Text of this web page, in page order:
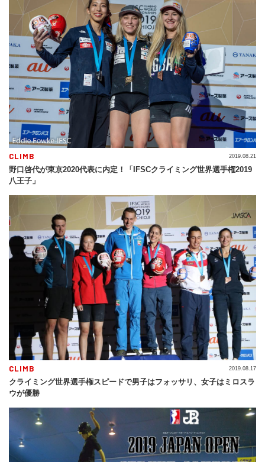
CLIMB
野口啓代が東京2020代表に内定！「IFSCクライミング世界選手権2019
八王子」
2019.08.21
CLIMB
クライミング世界選手権スピードで男子はフォッサリ、女子はミロスラ
ウが優勝
2019.08.17